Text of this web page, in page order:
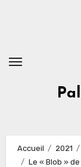
Accueil 2021
Le « Blob »